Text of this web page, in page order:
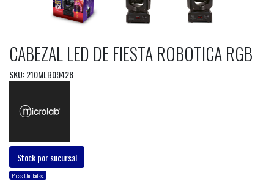
CABEZAL LED DE FIESTA ROBOTICA RGB
SKU: 210MLB09428
Stock por sucursal
Pocas Unidades.